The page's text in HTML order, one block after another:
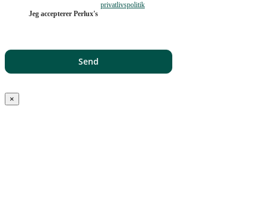
Jeg accepterer Perlux's
privatlivspolitik
×